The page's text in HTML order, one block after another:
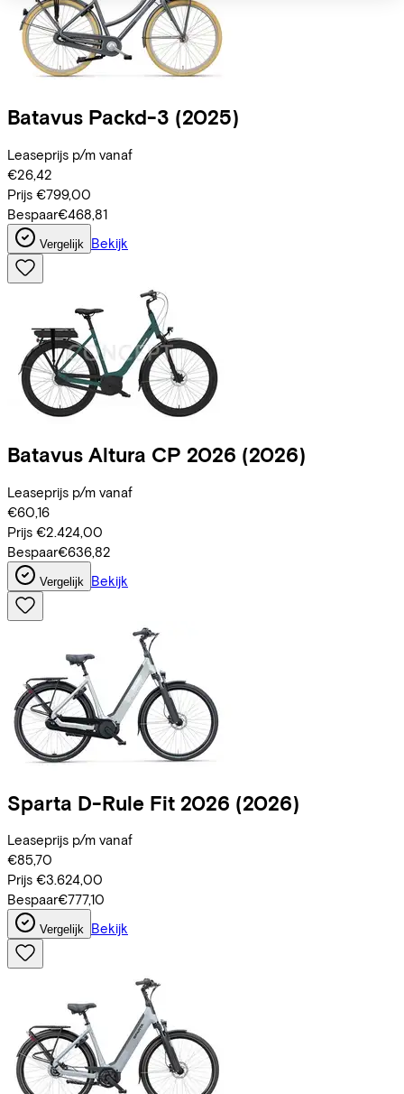
Batavus Packd-3 (2025)
Leaseprijs p/m vanaf
€26,42
Prijs €799,00
Bespaar€468,81
Vergelijk Bekijk
Batavus Altura CP 2026 (2026)
Leaseprijs p/m vanaf
€60,16
Prijs €2.424,00
Bespaar€636,82
Vergelijk Bekijk
Sparta D-Rule Fit 2026 (2026)
Leaseprijs p/m vanaf
€85,70
Prijs €3.624,00
Bespaar€777,10
Vergelijk Bekijk